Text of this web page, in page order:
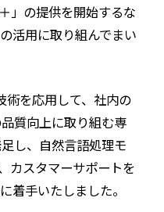
」の提供を開始するな
活用に取り組んでまい
術を応用して、社内の
質向上に取り組む専
し、自然言語処理モ
カスタマーサポートを
着手いたしました。